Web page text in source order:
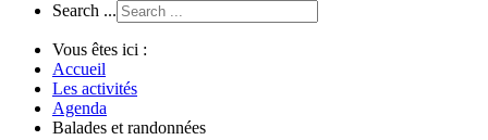
Search ...
Vous êtes ici :
Accueil
Les activités
Agenda
Balades et randonnées